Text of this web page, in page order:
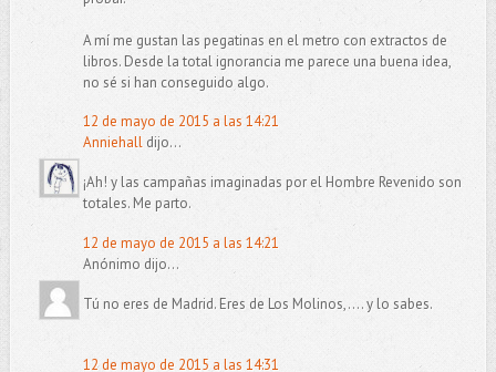
A mí me gustan las pegatinas en el metro con extractos de
libros. Desde la total ignorancia me parece una buena idea,
no sé si han conseguido algo.
12 de mayo de 2015 a las 14:21
Anniehalldijo...
¡Ah! y las campañas imaginadas por el Hombre Revenido son
totales. Me parto.
12 de mayo de 2015 a las 14:21
Anónimo dijo...
Tú no eres de Madrid. Eres de Los Molinos,.... y lo sabes.
12 de mayo de 2015 a las 14:31